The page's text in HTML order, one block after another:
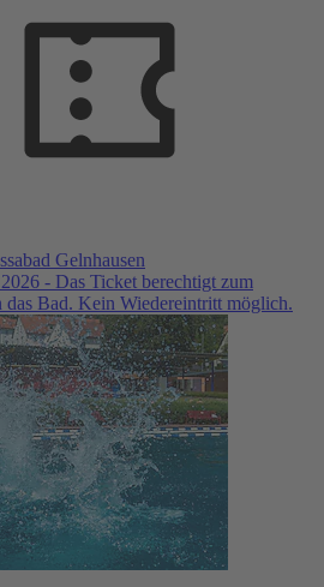
Gelnhausen
- Das Ticket berechtigt zum
Bad. Kein Wiedereintritt möglich.